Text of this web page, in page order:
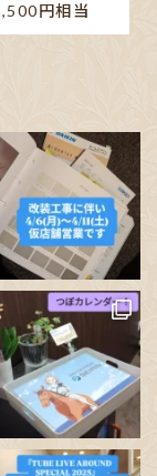
円相当
段が異なり
たが…、正直分